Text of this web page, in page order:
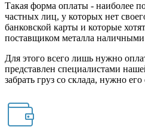
Такая форма оплаты - наиболее
частных лиц, у которых нет
банковской карты и которые
поставщиком металла наличными
Для этого всего лишь нужно
представлен специалистами
забрать груз со склада, нужно его